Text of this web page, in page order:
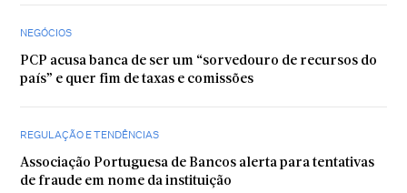
NEGÓCIOS
PCP acusa banca de ser um “sorvedouro de recursos do
país” e quer fim de taxas e comissões
REGULAÇÃO E TENDÊNCIAS
Associação Portuguesa de Bancos alerta para tentativas
de fraude em nome da instituição